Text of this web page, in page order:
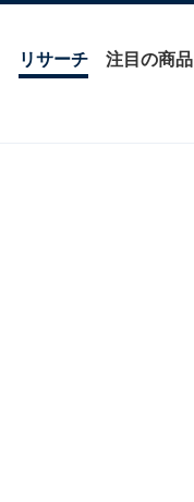
リサーチ 注目の商品